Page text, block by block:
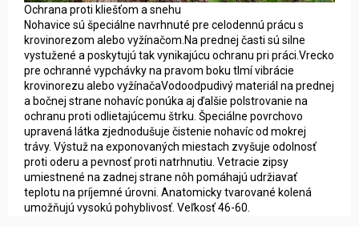
Ochrana proti kliešťom a snehu
Nohavice sú špeciálne navrhnuté pre celodennú prácu s
krovinorezom alebo vyžínačom.Na prednej časti sú silne
vystužené a poskytujú tak vynikajúcu ochranu pri práci.Vrecko
pre ochranné vypchávky na pravom boku tlmí vibrácie
krovinorezu alebo vyžínačaVodoodpudivý materiál na prednej
a bočnej strane nohavíc ponúka aj ďalšie polstrovanie na
ochranu proti odlietajúcemu štrku. Špeciálne povrchovo
upravená látka zjednodušuje čistenie nohavíc od mokrej
trávy. Výstuž na exponovaných miestach zvyšuje odolnosť
proti oderu a pevnosť proti natrhnutiu. Vetracie zipsy
umiestnené na zadnej strane nôh pomáhajú udržiavať
teplotu na príjemné úrovni. Anatomicky tvarované kolená
umožňujú vysokú pohyblivosť. Veľkosť 46-60.